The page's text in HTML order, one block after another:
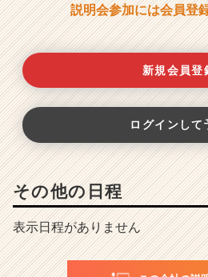
説明会参加には会員登
新規会員登
ログインして
その他の日程
表示日程がありません